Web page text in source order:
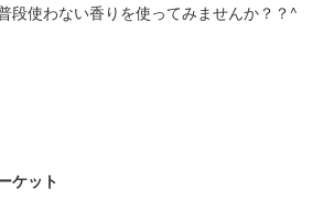
段使わない香りを使ってみませんか？？^
ケット